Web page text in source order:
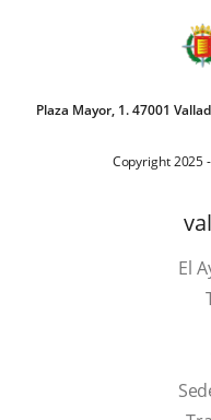
Plaza Mayor, 1. 47001
Copyright 2025
El